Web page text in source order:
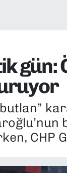
gün:
butlan”
CHP